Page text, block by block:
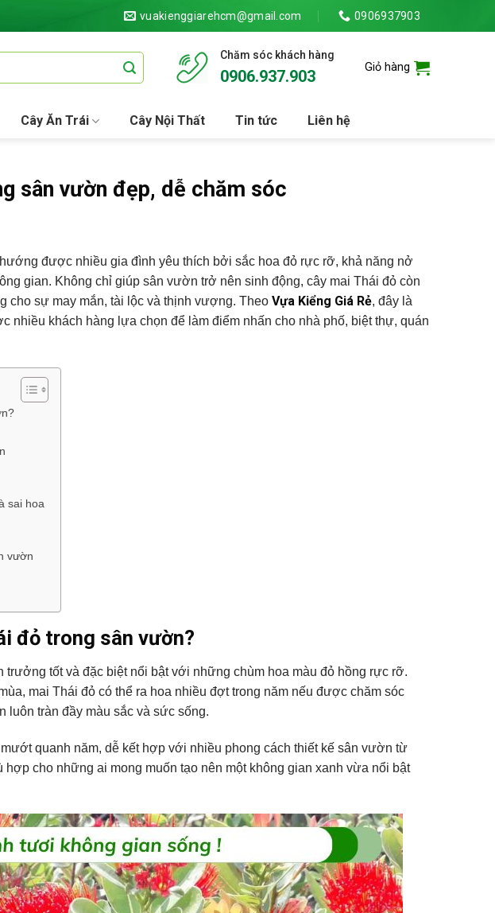
vuakienggiarehcm@gmail.com 0906937903
Chăm sóc khách hàng
0906.937.903 Giỏ hàng
Cây Ăn Trái Cây Nội Thất Tin tức Liên hệ
sân vườn đẹp, dễ chăm sóc
hướng được nhiều gia đình yêu thích bởi sắc hoa đỏ rực rỡ, khả năng nở
gian. Không chỉ giúp sân vườn trở nên sinh động, cây mai Thái đỏ còn
cho sự may mắn, tài lộc và thịnh vượng. Theo Vựa Kiểng Giá Rẻ, đây là
nhiều khách hàng lựa chọn để làm điểm nhấn cho nhà phố, biệt thự, quán
sai hoa
vườn
đỏ trong sân vườn?
trưởng tốt và đặc biệt nổi bật với những chùm hoa màu đỏ hồng rực rỡ.
mai Thái đỏ có thể ra hoa nhiều đợt trong năm nếu được chăm sóc
tràn đầy màu sắc và sức sống.
quanh năm, dễ kết hợp với nhiều phong cách thiết kế sân vườn từ
cho những ai mong muốn tạo nên một không gian xanh vừa nổi bật